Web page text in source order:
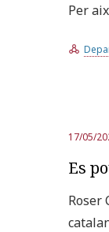
Per
17/05/
Es
Roser